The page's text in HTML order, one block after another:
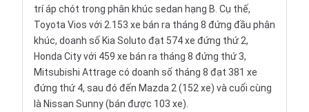
trí áp chót trong phân khúc sedan hạng B. Cụ thế,
Toyota Vios với 2.153 xe bán ra tháng 8 đứng đầu phân
khúc, doanh số Kia Soluto đạt 574 xe đứng thứ 2,
Honda City với 459 xe bán ra tháng 8 đứng thứ 3,
Mitsubishi Attrage có doanh số tháng 8 đạt 381 xe
đứng thứ 4, sau đó đến Mazda 2 (152 xe) và cuối cùng
là Nissan Sunny (bán được 103 xe).